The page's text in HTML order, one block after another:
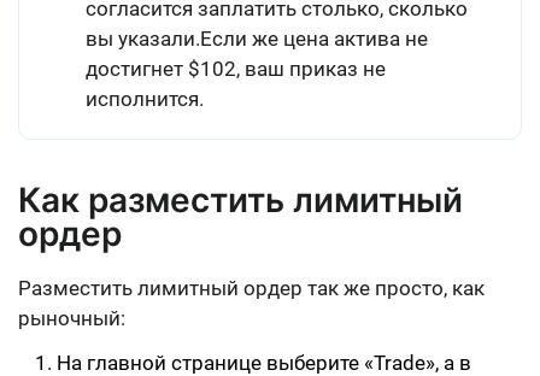
согласится заплатить столько, сколько
вы указали.Если же цена актива не
достигнет $102, ваш приказ не
исполнится.
Как разместить лимитный
ордер
Разместить лимитный ордер так же просто, как
рыночный:
На главной странице выберите «Trade», а в